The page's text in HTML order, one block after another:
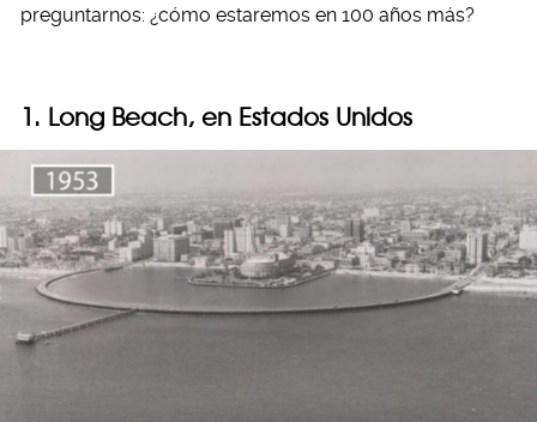
preguntarnos: ¿cómo estaremos en 100 años más?
1. Long Beach, en Estados Unidos